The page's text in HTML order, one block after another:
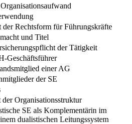
Rechtsform für Führungskräfte
und Titel
der Tätigkeit
Geschäftsführer
einer AG
der SE
Organisationsstruktur
SE als Komplementärin im
dualistischen Leitungssystem